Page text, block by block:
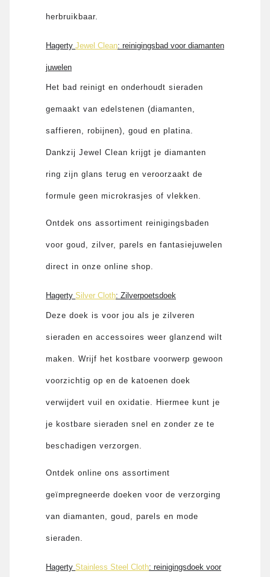
herbruikbaar.
Hagerty Jewel Clean: reinigingsbad voor diamanten
juwelen
Het bad reinigt en onderhoudt sieraden
gemaakt van edelstenen (diamanten,
saffieren, robijnen), goud en platina.
Dankzij Jewel Clean krijgt je diamanten
ring zijn glans terug en veroorzaakt de
formule geen microkrasjes of vlekken.
Ontdek ons ​​assortiment reinigingsbaden
voor goud, zilver, parels en fantasiejuwelen
direct in onze online shop.
Hagerty Silver Cloth: Zilverpoetsdoek
Deze doek is voor jou als je zilveren
sieraden en accessoires weer glanzend wilt
maken. Wrijf het kostbare voorwerp gewoon
voorzichtig op en de katoenen doek
verwijdert vuil en oxidatie. Hiermee kunt je
je kostbare sieraden snel en zonder ze te
beschadigen verzorgen.
Ontdek online ons assortiment
geïmpregneerde doeken voor de verzorging
van diamanten, goud, parels en mode
sieraden.
Hagerty Stainless Steel Cloth: reinigingsdoek voor